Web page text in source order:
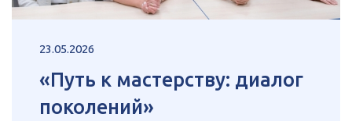
23.05.2026
«Путь к мастерству: диалог
поколений»